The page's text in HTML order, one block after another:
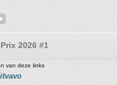
2026 #1
van deze links